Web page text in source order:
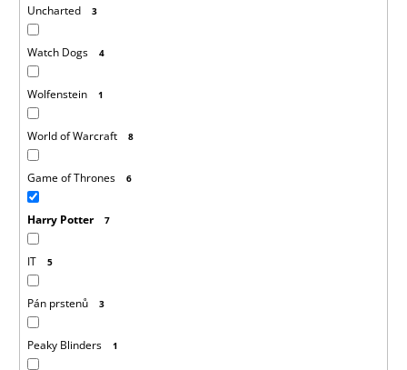
Uncharted 3
Watch Dogs 4
Wolfenstein 1
World of Warcraft 8
Game of Thrones 6
Harry Potter 7
IT 5
Pán prstenů 3
Peaky Blinders 1